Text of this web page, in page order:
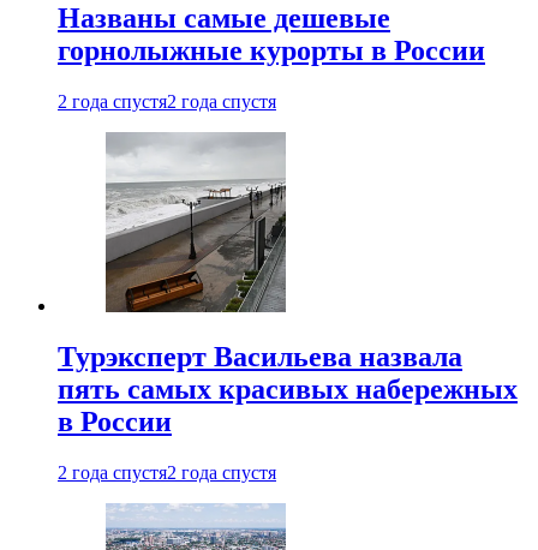
Названы самые дешевые
горнолыжные курорты в России
2 года спустя2 года спустя
Турэксперт Васильева назвала
пять самых красивых набережных
в России
2 года спустя2 года спустя